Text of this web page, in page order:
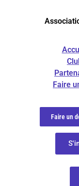
Faire
Faire un